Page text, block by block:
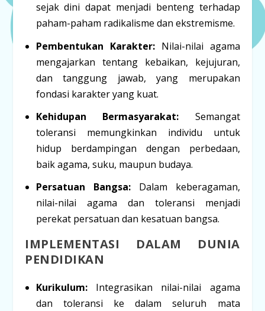
sejak dini dapat menjadi benteng terhadap
paham-paham radikalisme dan ekstremisme.
Pembentukan Karakter:Nilai-nilai agama
mengajarkan tentang kebaikan, kejujuran,
dan tanggung jawab, yang merupakan
fondasi karakter yang kuat.
Kehidupan Bermasyarakat: Semangat
toleransi memungkinkan individu untuk
hidup berdampingan dengan perbedaan,
baik agama, suku, maupun budaya.
Persatuan Bangsa:Dalam keberagaman,
nilai-nilai agama dan toleransi menjadi
perekat persatuan dan kesatuan bangsa.
IMPLEMENTASI DALAM DUNIA
PENDIDIKAN
Kurikulum:Integrasikan nilai-nilai agama
dan toleransi ke dalam seluruh mata